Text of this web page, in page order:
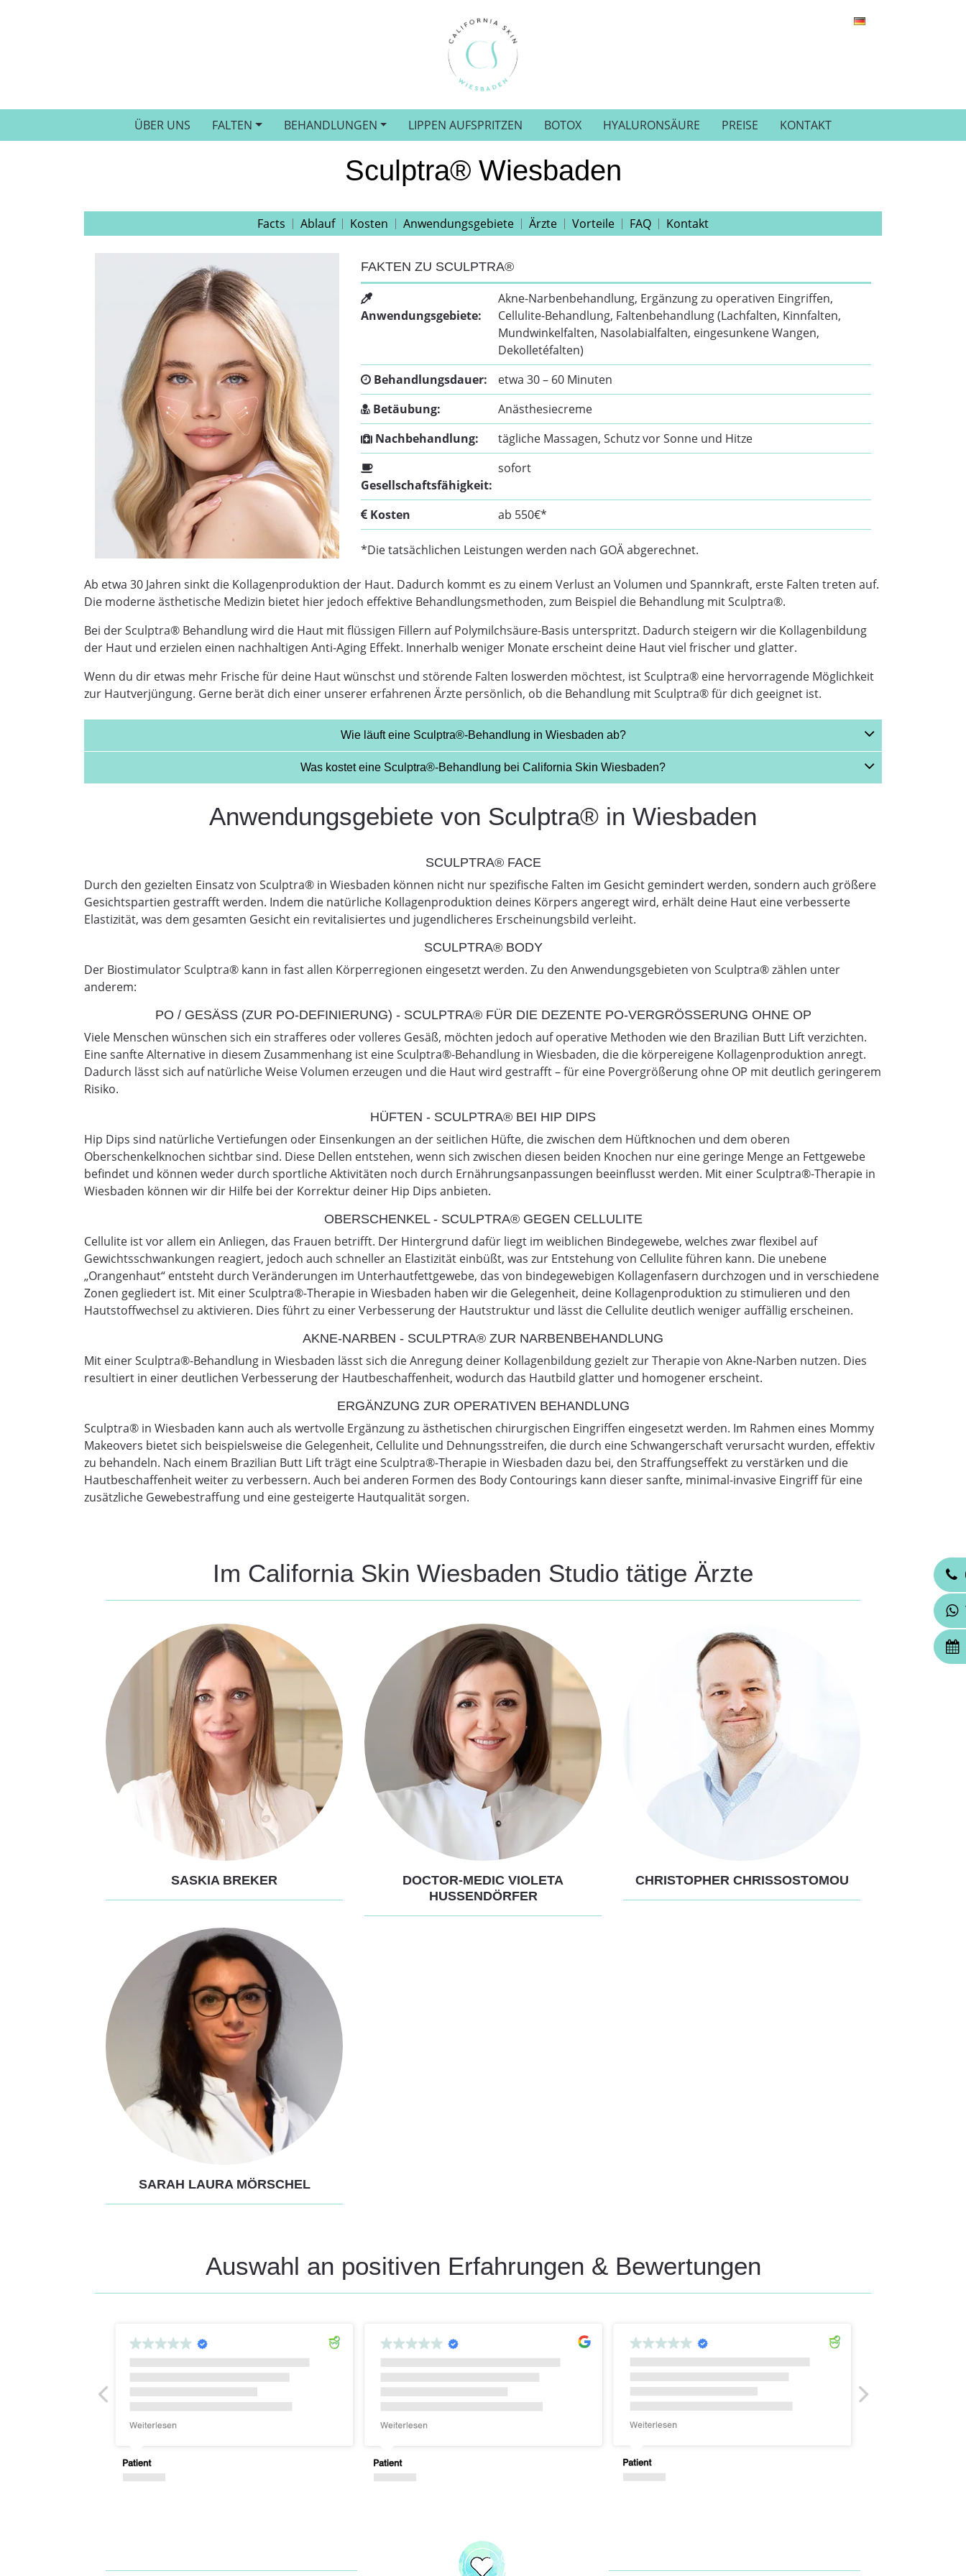
ÜBER UNS FALTEN BEHANDLUNGEN LIPPEN AUFSPRITZEN BOTOX HYALURONSÄURE PREISE KONTAKT
Sculptra® Wiesbaden
Facts Ablauf Kosten Anwendungsgebiete Ärzte Vorteile FAQ Kontakt
FAKTEN ZU SCULPTRA®
Anwendungsgebiete:
Akne-Narbenbehandlung, Ergänzung zu operativen Eingriffen,
Cellulite-Behandlung, Faltenbehandlung (Lachfalten, Kinnfalten,
Mundwinkelfalten, Nasolabialfalten, eingesunkene Wangen,
Dekolletéfalten)
Behandlungsdauer:
etwa 30 – 60 Minuten
Betäubung:
Anästhesiecreme
Nachbehandlung:
tägliche Massagen, Schutz vor Sonne und Hitze
Gesellschaftsfähigkeit:
sofort
Kosten ab 550€*
*Die tatsächlichen Leistungen werden nach GOÄ abgerechnet.
Ab etwa 30 Jahren sinkt die Kollagenproduktion der Haut. Dadurch kommt es zu einem Verlust an Volumen und Spannkraft, erste Falten treten auf.
Die moderne ästhetische Medizin bietet hier jedoch effektive Behandlungsmethoden, zum Beispiel die Behandlung mit Sculptra®.
Bei der Sculptra® Behandlung wird die Haut mit flüssigen Fillern auf Polymilchsäure-Basis unterspritzt. Dadurch steigern wir die Kollagenbildung
der Haut und erzielen einen nachhaltigen Anti-Aging Effekt. Innerhalb weniger Monate erscheint deine Haut viel frischer und glatter.
Wenn du dir etwas mehr Frische für deine Haut wünschst und störende Falten loswerden möchtest, ist Sculptra® eine hervorragende Möglichkeit
zur Hautverjüngung. Gerne berät dich einer unserer erfahrenen Ärzte persönlich, ob die Behandlung mit Sculptra® für dich geeignet ist.
Wie läuft eine Sculptra®-Behandlung in Wiesbaden ab?
Was kostet eine Sculptra®-Behandlung bei California Skin Wiesbaden?
Anwendungsgebiete von Sculptra® in Wiesbaden
SCULPTRA® FACE
Durch den gezielten Einsatz von Sculptra® in Wiesbaden können nicht nur spezifische Falten im Gesicht gemindert werden, sondern auch größere
Gesichtspartien gestrafft werden. Indem die natürliche Kollagenproduktion deines Körpers angeregt wird, erhält deine Haut eine verbesserte
Elastizität, was dem gesamten Gesicht ein revitalisiertes und jugendlicheres Erscheinungsbild verleiht.
SCULPTRA® BODY
Der Biostimulator Sculptra® kann in fast allen Körperregionen eingesetzt werden. Zu den Anwendungsgebieten von Sculptra® zählen unter
anderem:
PO / GESÄSS (ZUR PO-DEFINIERUNG) - SCULPTRA® FÜR DIE DEZENTE PO-VERGRÖSSERUNG OHNE OP
Viele Menschen wünschen sich ein strafferes oder volleres Gesäß, möchten jedoch auf operative Methoden wie den Brazilian Butt Lift verzichten.
Eine sanfte Alternative in diesem Zusammenhang ist eine Sculptra®-Behandlung in Wiesbaden, die die körpereigene Kollagenproduktion anregt.
Dadurch lässt sich auf natürliche Weise Volumen erzeugen und die Haut wird gestrafft – für eine Povergrößerung ohne OP mit deutlich geringerem
Risiko.
HÜFTEN - SCULPTRA® BEI HIP DIPS
Hip Dips sind natürliche Vertiefungen oder Einsenkungen an der seitlichen Hüfte, die zwischen dem Hüftknochen und dem oberen
Oberschenkelknochen sichtbar sind. Diese Dellen entstehen, wenn sich zwischen diesen beiden Knochen nur eine geringe Menge an Fettgewebe
befindet und können weder durch sportliche Aktivitäten noch durch Ernährungsanpassungen beeinflusst werden. Mit einer Sculptra®-Therapie in
Wiesbaden können wir dir Hilfe bei der Korrektur deiner Hip Dips anbieten.
OBERSCHENKEL - SCULPTRA® GEGEN CELLULITE
Cellulite ist vor allem ein Anliegen, das Frauen betrifft. Der Hintergrund dafür liegt im weiblichen Bindegewebe, welches zwar flexibel auf
Gewichtsschwankungen reagiert, jedoch auch schneller an Elastizität einbüßt, was zur Entstehung von Cellulite führen kann. Die unebene
„Orangenhaut“ entsteht durch Veränderungen im Unterhautfettgewebe, das von bindegewebigen Kollagenfasern durchzogen und in verschiedene
Zonen gegliedert ist. Mit einer Sculptra®-Therapie in Wiesbaden haben wir die Gelegenheit, deine Kollagenproduktion zu stimulieren und den
Hautstoffwechsel zu aktivieren. Dies führt zu einer Verbesserung der Hautstruktur und lässt die Cellulite deutlich weniger auffällig erscheinen.
AKNE-NARBEN - SCULPTRA® ZUR NARBENBEHANDLUNG
Mit einer Sculptra®-Behandlung in Wiesbaden lässt sich die Anregung deiner Kollagenbildung gezielt zur Therapie von Akne-Narben nutzen. Dies
resultiert in einer deutlichen Verbesserung der Hautbeschaffenheit, wodurch das Hautbild glatter und homogener erscheint.
ERGÄNZUNG ZUR OPERATIVEN BEHANDLUNG
Sculptra® in Wiesbaden kann auch als wertvolle Ergänzung zu ästhetischen chirurgischen Eingriffen eingesetzt werden. Im Rahmen eines Mommy
Makeovers bietet sich beispielsweise die Gelegenheit, Cellulite und Dehnungsstreifen, die durch eine Schwangerschaft verursacht wurden, effektiv
zu behandeln. Nach einem Brazilian Butt Lift trägt eine Sculptra®-Therapie in Wiesbaden dazu bei, den Straffungseffekt zu verstärken und die
Hautbeschaffenheit weiter zu verbessern. Auch bei anderen Formen des Body Contourings kann dieser sanfte, minimal-invasive Eingriff für eine
zusätzliche Gewebestraffung und eine gesteigerte Hautqualität sorgen.
Im California Skin Wiesbaden Studio tätige Ärzte
SASKIA BREKER
DOCTOR-MEDIC VIOLETA
HUSSENDÖRFER
CHRISTOPHER CHRISSOSTOMOU
SARAH LAURA MÖRSCHEL
Auswahl an positiven Erfahrungen & Bewertungen